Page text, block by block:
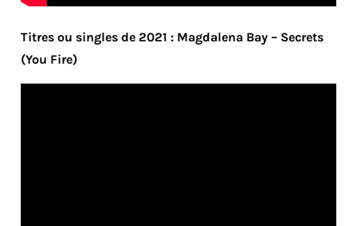
Titres ou singles de 2021 : Magdalena Bay – Secrets
(You Fire)